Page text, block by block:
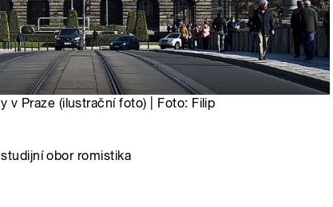
v Praze (ilustrační foto) | Foto: Filip
obor romistika